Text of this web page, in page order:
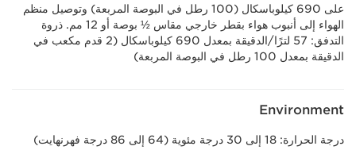
على 690 كيلوباسكال (100 رطل في البوصة المربعة) وتوصيل منظم
الهواء إلى أنبوب هواء بقطر خارجي مقاس ½ بوصة أو 12 مم. ذروة
التدفق: 57 لترًا/الدقيقة بمعدل 690 كيلوباسكال (2 قدم مكعب في
الدقيقة بمعدل 100 رطل في البوصة المربعة)
Environment
درجة الحرارة: 18 إلى 30 درجة مئوية (64 إلى 86 درجة فهرنهايت)